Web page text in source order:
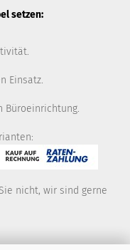
setzen:
Einsatz.
Büroeinrichtung.
nicht, wir sind gerne